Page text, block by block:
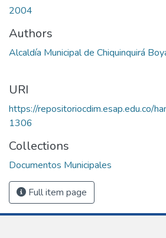
2004
Authors
Alcaldía Municipal de Chiquinquirá
URI
https://repositoriocdim.esap.edu.co/
1306
Collections
Documentos Municipales
Full item page